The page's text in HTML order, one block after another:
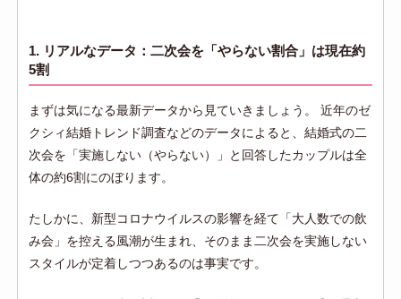
1. リアルなデータ：二次会を「やらない割合」は現在約
5割
まずは気になる最新データから見ていきましょう。 近年のゼ
クシィ結婚トレンド調査などのデータによると、結婚式の二
次会を「実施しない（やらない）」と回答したカップルは全
体の約6割にのぼります。
たしかに、新型コロナウイルスの影響を経て「大人数での飲
み会」を控える風潮が生まれ、そのまま二次会を実施しない
スタイルが定着しつつあるのは事実です。